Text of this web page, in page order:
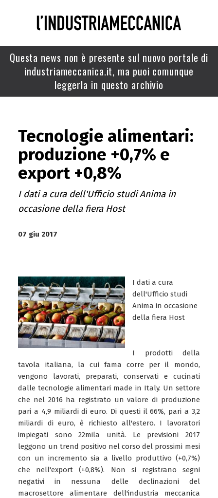
Questa news non è presente sul nuovo portale di
industriameccanica.it, ma puoi comunque
leggerla in questo archivio
Tecnologie alimentari:
produzione +0,7% e
export +0,8%
I dati a cura dell'Ufficio studi Anima in
occasione della fiera Host
07 giu 2017
I dati a cura
dell'Ufficio studi
Anima in occasione
della fiera Host
I prodotti della
tavola italiana, la cui fama corre per il mondo,
vengono lavorati, preparati, conservati e cucinati
dalle tecnologie alimentari made in Italy. Un settore
che nel 2016 ha registrato un valore di produzione
pari a 4,9 miliardi di euro. Di questi il 66%, pari a 3,2
miliardi di euro, è richiesto all'estero. I lavoratori
impiegati sono 22mila unità. Le previsioni 2017
leggono un trend positivo nel corso del prossimi mesi
con un incremento sia a livello produttivo (+0,7%)
che nell'export (+0,8%). Non si registrano segni
negativi in nessuna delle declinazioni del
macrosettore alimentare dell'industria meccanica